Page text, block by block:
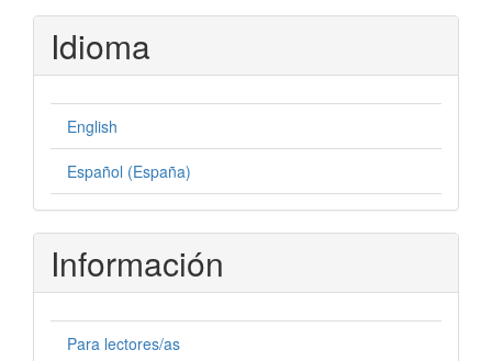
Idioma
English
Español (España)
Información
Para lectores/as